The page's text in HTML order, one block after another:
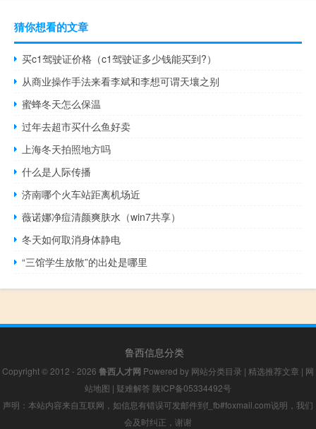
猜你想看的文章
买c1驾驶证价格（c1驾驶证多少钱能买到?）
从商业操作手法来看李斌和李想可谓天壤之别
蜜蜂冬天怎么保温
过年去超市买什么鱼好卖
上海冬天拍照地方吗
什么是人际传播
济南哪个火车站距离机场近
薇诺娜净痘清颜爽肤水（win7共享）
冬天如何取消身体静电
“三馆学生放散”的出处是哪里
鲁西信息分类
Copyright © 2012 - 2026 鲁西人才网 Powered by 网站分类目录 | 精选推荐文章 | 网
站地图 | 疑难解答 陕ICP备05334492号
声明：本站内容来自互联网，如信息有错误可发邮件到f_fb#foxmail.com说明，我们
会及时纠正，谢谢